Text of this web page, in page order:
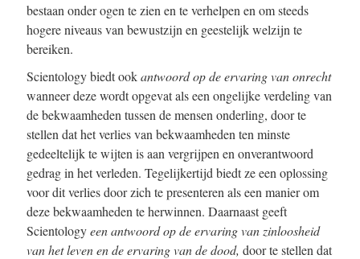
bestaan onder ogen te zien en te verhelpen en om steeds
hogere niveaus van bewustzijn en geestelijk welzijn te
bereiken.
Scientology biedt ookantwoord op de ervaring van onrecht
wanneer deze wordt opgevat als een ongelijke verdeling van
de bekwaamheden tussen de mensen onderling, door te
stellen dat het verlies van bekwaamheden ten minste
gedeeltelijk te wijten is aan vergrijpen en onverantwoord
gedrag in het verleden. Tegelijkertijd biedt ze een oplossing
voor dit verlies door zich te presenteren als een manier om
deze bekwaamheden te herwinnen. Daarnaast geeft
Scientologyeen antwoord op de ervaring van zinloosheid
van het leven en de ervaring van de dood, door te stellen dat